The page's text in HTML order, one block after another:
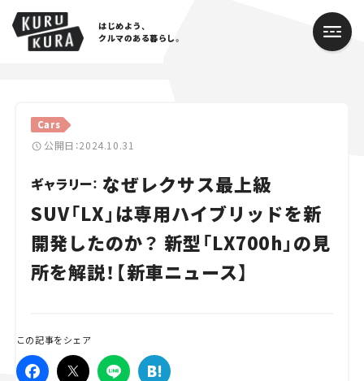
はじめよう、
クルマのある暮らし。
Cars
公開日：2024.10.31
ギャラリー： なぜレクサス最上級
SUV「LX」は専用ハイブリッドを新
開発したのか？ 新型「LX700h」の見
所を解説！【新車ニュース】
この記事をシェア
Cars
Lifestyle
Traffic
Special
Campaign
人気のハッシュタグ